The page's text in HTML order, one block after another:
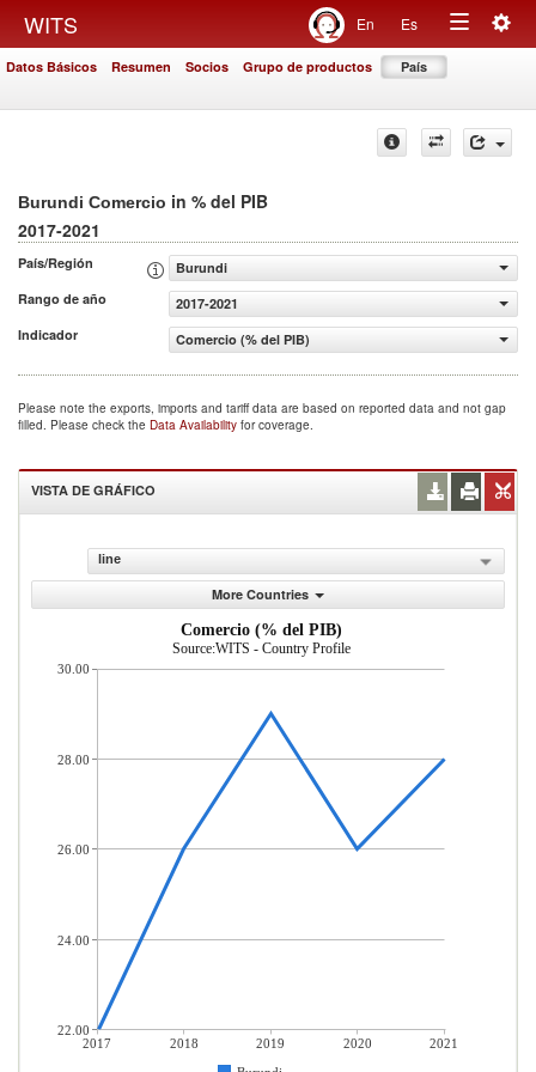
WITS En Es
Toggle
Datos Básicos Resumen Socios Grupo de productos País
Burundi Comercio in % del PIB
2017-2021
País/Región
Burundi
Rango de año
2017-2021
Indicador
Comercio (% del PIB)
Please note the exports, imports and tariff data are based on reported data and not gap
filled. Please check the Data Availability for coverage.
VISTA DE GRÁFICO
line
More Countries
Comercio (% del PIB)
Source:WITS - Country Profile
2017 2018 2019 2020
2021
30.00
28.00
26.00
24.00
22.00